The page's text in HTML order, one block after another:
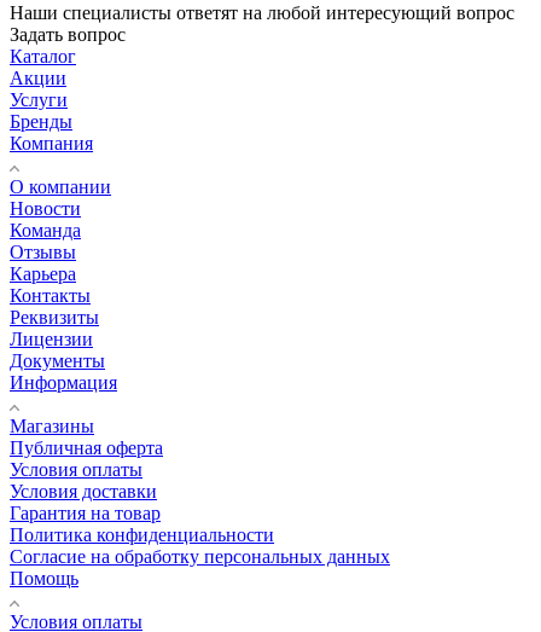
Наши специалисты ответят на любой интересующий вопрос
Задать вопрос
Каталог
Акции
Услуги
Бренды
Компания
О компании
Новости
Команда
Отзывы
Карьера
Контакты
Реквизиты
Лицензии
Документы
Информация
Магазины
Публичная оферта
Условия оплаты
Условия доставки
Гарантия на товар
Политика конфиденциальности
Согласие на обработку персональных данных
Помощь
Условия оплаты